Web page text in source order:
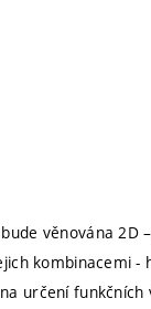
věnována 2D
kombinacemi -
určení